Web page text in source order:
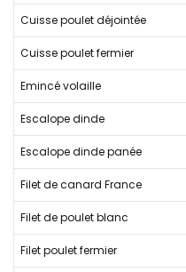
Cuisse poulet déjointée
Cuisse poulet fermier
Emincé volaille
Escalope dinde
Escalope dinde panée
Filet de canard France
Filet de poulet blanc
Filet poulet fermier